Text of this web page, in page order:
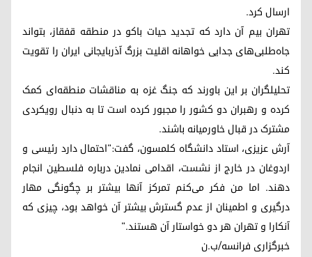
ارسال کرد.
تهران بیم آن دارد که تجدید حیات باکو در منطقه قفقاز، بتواند
جاه‌طلبی‌های جدایی خواهانه اقلیت بزرگ آذربایجانی ایران را تقویت
کند.
تحلیلگران بر این باورند که جنگ غزه به مناقشات منطقه‌ای کمک
کرده و رهبران دو کشور را مجبور کرده است تا به دنبال رویکردی
مشترک در قبال خاورمیانه باشند.
آرش عزیزی، استاد دانشگاه کلمسون، گفت:"احتمال دارد رئیسی و
اردوغان در خارج از نشست، اقدامی نمادین درباره فلسطین انجام
دهند. اما من فکر می‌کنم تمرکز آنها بیشتر بر چگونگی مهار
درگیری و اطمینان از عدم گسترش بیشتر آن خواهد بود، چیزی که
آنکارا و تهران هر دو خواستار آن هستند."
خبرگزاری فرانسه/ب.ن